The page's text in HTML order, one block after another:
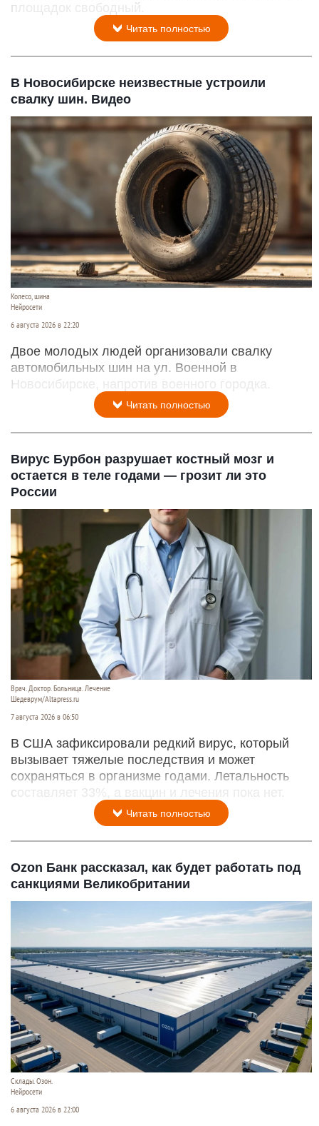
площадок свободный.
Читать полностью
В Новосибирске неизвестные устроили
свалку шин. Видео
Колесо, шина
Нейросети
6 августа 2026 в 22:20
Двое молодых людей организовали свалку
автомобильных шин на ул. Военной в
Новосибирске, напротив военного городка.
Читать полностью
Вирус Бурбон разрушает костный мозг и
остается в теле годами — грозит ли это
России
Врач. Доктор. Больница. Лечение
Шедеврум/Altapress.ru
7 августа 2026 в 06:50
В США зафиксировали редкий вирус, который
вызывает тяжелые последствия и может
сохраняться в организме годами. Летальность
составляет 33%, а вакцин и лечения пока нет.
Читать полностью
Ozon Банк рассказал, как будет работать под
санкциями Великобритании
Склады. Озон.
Нейросети
6 августа 2026 в 22:00